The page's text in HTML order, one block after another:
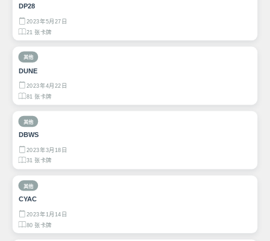
DP28
2023年5月27日
21 张卡牌
其他
DUNE
2023年4月22日
81 张卡牌
其他
DBWS
2023年3月18日
31 张卡牌
其他
CYAC
2023年1月14日
80 张卡牌